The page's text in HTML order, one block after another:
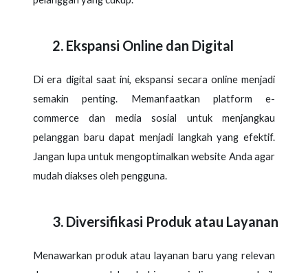
Ekspansi Online dan Digital
Di era digital saat ini, ekspansi secara online menjadi
semakin penting. Memanfaatkan platform e-
commerce dan media sosial untuk menjangkau
pelanggan baru dapat menjadi langkah yang efektif.
Jangan lupa untuk mengoptimalkan website Anda agar
mudah diakses oleh pengguna.
Diversifikasi Produk atau Layanan
Menawarkan produk atau layanan baru yang relevan